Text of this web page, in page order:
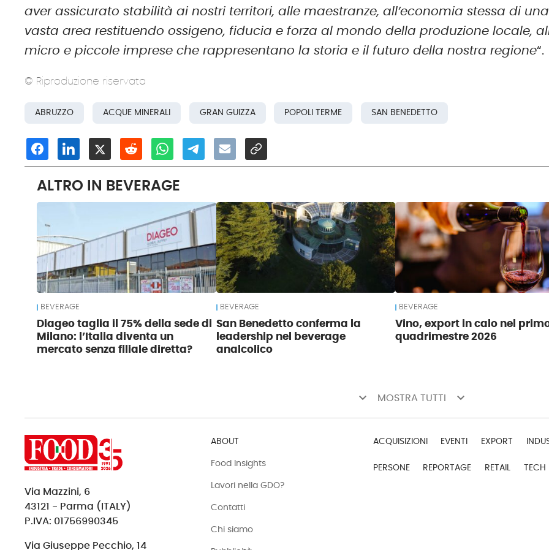
aver assicurato stabilità ai nostri territori, alle maestranze, all’economia stessa di una
vasta area restituendo ossigeno, fiducia e forza al mondo della produzione locale,
micro e piccole imprese che rappresentano la storia e il futuro della nostra regione“.
© Riproduzione riservata
ABRUZZO ACQUE MINERALI GRAN GUIZZA POPOLI TERME SAN BENEDETTO
ALTRO IN BEVERAGE
BEVERAGE
Diageo taglia il 75% della sede di
Milano: l’Italia diventa un
mercato senza filiale diretta?
BEVERAGE
San Benedetto conferma la
leadership nel beverage
analcolico
BEVERAGE
Vino, export in calo nel
quadrimestre 2026
keyboard_arrow_down MOSTRA TUTTI keyboard_arrow_down
Via Mazzini, 6
43121 - Parma (ITALY)
P.IVA: 01756990345
Via Giuseppe Pecchio, 14
ABOUT
Food Insights
Lavori nella GDO?
Contatti
Chi siamo
ACQUISIZIONI EVENTI EXPORT
PERSONE REPORTAGE RETAIL TECH